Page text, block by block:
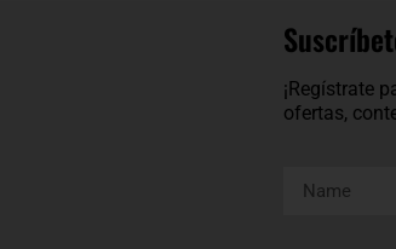
¡Regístrate
ofertas,